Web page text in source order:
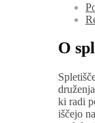
O
ki radi
iščejo